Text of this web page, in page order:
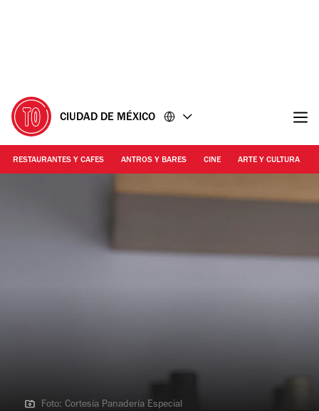
CIUDAD DE MÉXICO
RESTAURANTES Y CAFES ANTROS Y BARES CINE ARTE Y CULTURA
Foto: Cortesía Panadería Especial